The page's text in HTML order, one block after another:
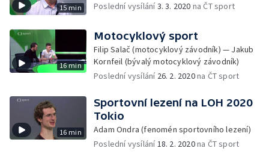
15 min
Poslední vysílání3. 3. 2020 na ČT sport
16 min
Motocyklový sport
Filip Salač (motocyklový závodník) — Jakub
Kornfeil (bývalý motocyklový závodník)
Poslední vysílání 26. 2. 2020na ČT sport
16 min
Sportovní lezení na LOH 2020
Tokio
Adam Ondra (fenomén sportovního lezení)
Poslední vysílání18. 2. 2020na ČT sport